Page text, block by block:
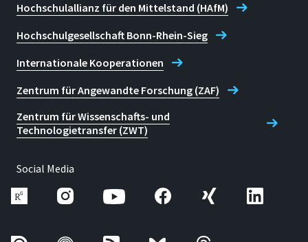
Hochschulallianz für den Mittelstand (HAfM)
Hochschulgesellschaft Bonn-Rhein-Sieg
Internationale Kooperationen
Zentrum für Angewandte Forschung (ZAF)
Zentrum für Wissenschafts- und
Technologietransfer (ZWT)
Social Media